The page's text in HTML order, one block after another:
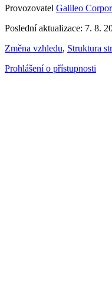
Provozovatel Galileo
Poslední aktualizace: 7. 8.
Změna vzhledu, Struktura
Prohlášení o přístupnosti